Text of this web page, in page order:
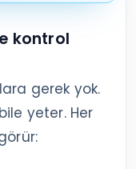
kontrol
gerek yok.
yeter. Her